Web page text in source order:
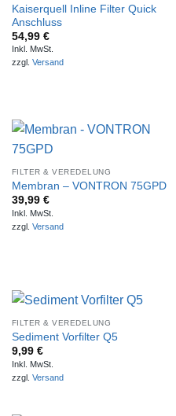
Kaiserquell Inline Filter Quick
Anschluss
54,99 €
Inkl. MwSt.
zzgl. Versand
FILTER & VEREDELUNG
Membran – VONTRON 75GPD
39,99 €
Inkl. MwSt.
zzgl. Versand
FILTER & VEREDELUNG
Sediment Vorfilter Q5
9,99 €
Inkl. MwSt.
zzgl. Versand